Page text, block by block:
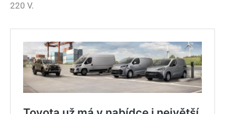
220 V.